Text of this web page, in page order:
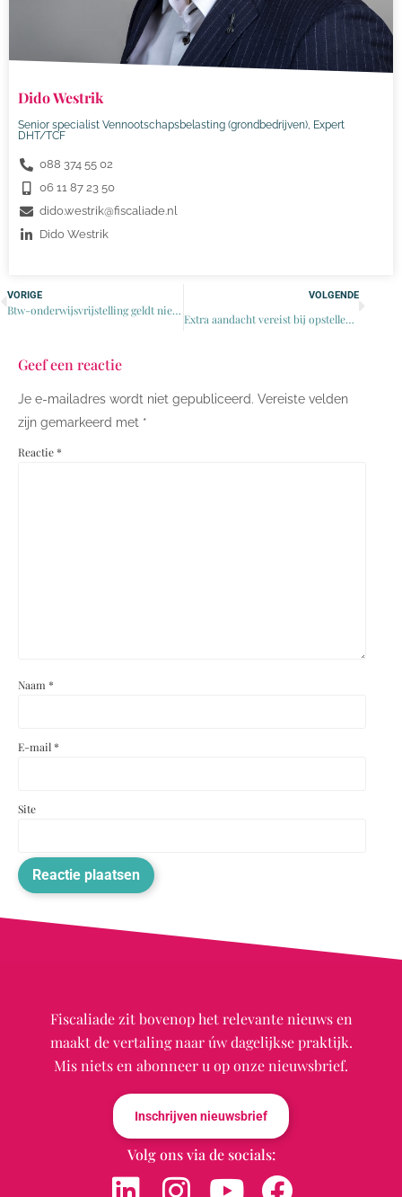
Dido Westrik
Senior specialist Vennootschapsbelasting (grondbedrijven), Expert
DHT/TCF
088 374 55 02
06 11 87 23 50
dido.westrik@fiscaliade.nl
Dido Westrik
VORIGE
Btw-onderwijsvrijstelling geldt niet voor nakijken scripties
VOLGENDE
Extra aandacht vereist bij opstellen van de verordening
Geef een reactie
Je e-mailadres wordt niet gepubliceerd. Vereiste velden
zijn gemarkeerd met *
Reactie*
Naam *
E-mail*
Site
Fiscaliade zit bovenop het relevante nieuws en
maakt de vertaling naar úw dagelijkse praktijk.
Mis niets en abonneer u op onze nieuwsbrief.
Inschrijven nieuwsbrief
Volg ons via de socials: